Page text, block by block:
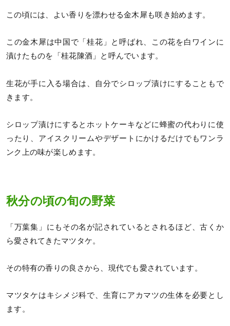
この頃には、よい香りを漂わせる金木犀も咲き始めます。
この金木犀は中国で「桂花」と呼ばれ、この花を白ワインに
漬けたものを「桂花陳酒」と呼んでいます。
生花が手に入る場合は、自分でシロップ漬けにすることもで
きます。
シロップ漬けにするとホットケーキなどに蜂蜜の代わりに使
ったり、アイスクリームやデザートにかけるだけでもワンラ
ンク上の味が楽しめます。
秋分の頃の旬の野菜
「万葉集」にもその名が記されているとされるほど、古くか
ら愛されてきたマツタケ。
その特有の香りの良さから、現代でも愛されています。
マツタケはキシメジ科で、生育にアカマツの生体を必要とし
ます。